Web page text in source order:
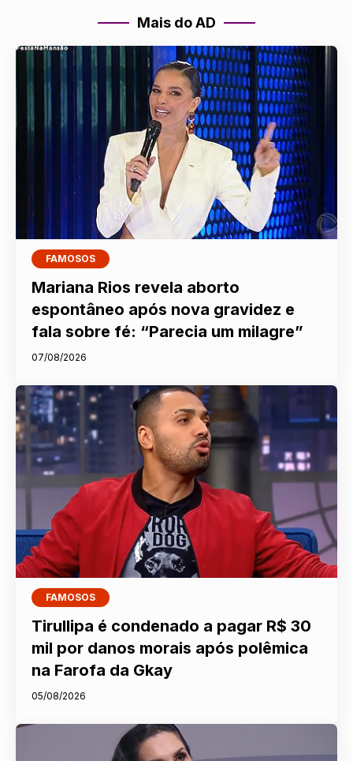
Mais do AD
FAMOSOS
Mariana Rios revela aborto
espontâneo após nova gravidez e
fala sobre fé: “Parecia um milagre”
07/08/2026
FAMOSOS
Tirullipa é condenado a pagar R$ 30
mil por danos morais após polêmica
na Farofa da Gkay
05/08/2026